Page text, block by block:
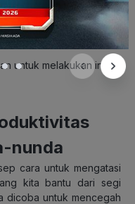
mana dari formula
untuk mengurangi
untuk melakukan ini.
nunda
cara untuk mengatasi
kita bantu dari segi
dicoba untuk mencegah